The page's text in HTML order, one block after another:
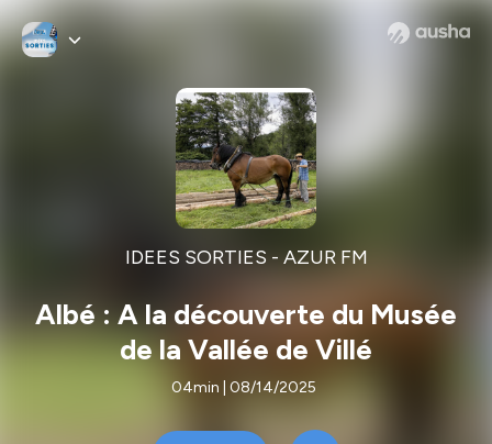
IDEES SORTIES - AZUR FM
Albé : A la découverte du Musée
de la Vallée de Villé
04min | 08/14/2025